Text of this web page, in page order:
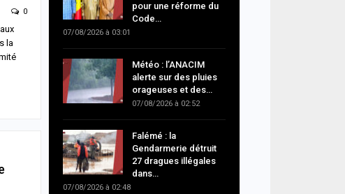
0
la
pour une réforme du
Code…
07/08/2026 à 03:01
Météo : l’ANACIM
alerte sur des pluies
orageuses et des…
07/08/2026 à 02:52
Falémé : la
Gendarmerie détruit
27 dragues illégales
dans…
07/08/2026 à 02:48